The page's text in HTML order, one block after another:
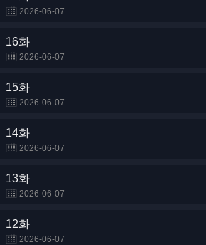
2026-06-07
16화
2026-06-07
15화
2026-06-07
14화
2026-06-07
13화
2026-06-07
12화
2026-06-07